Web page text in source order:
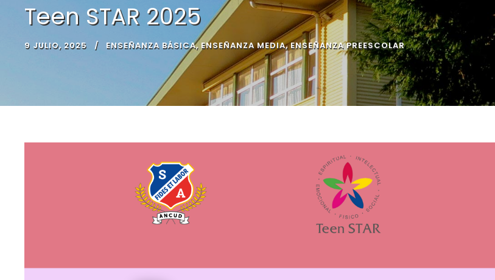
Teen STAR 2025
9 JULIO, 2025 ENSEÑANZA BÁSICA, ENSEÑANZA MEDIA, ENSEÑANZA PREESCOLAR